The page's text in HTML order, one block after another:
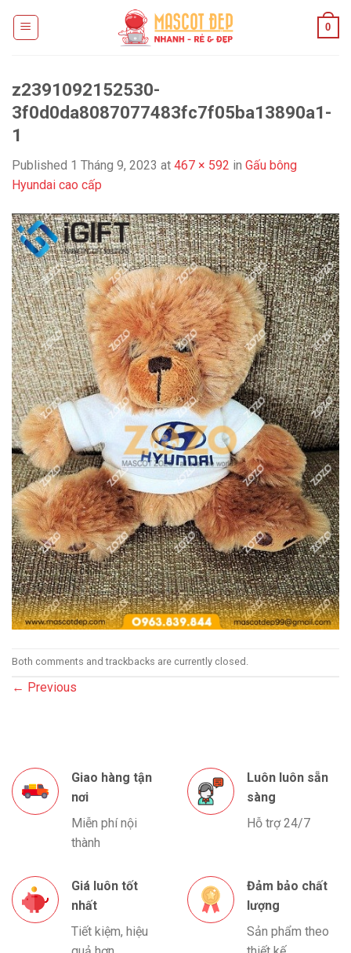
0
z2391092152530-
3f0d0da8087077483fc7f05ba13890a1-
1
Published 1 Tháng 9, 2023 at 467 × 592 in Gấu bông
Hyundai cao cấp
Both comments and trackbacks are currently closed.
← Previous
Giao hàng tận
nơi
Miễn phí nội
thành
Luôn luôn sẵn
sàng
Hỗ trợ 24/7
Giá luôn tốt
nhất
Tiết kiệm, hiệu
Đảm bảo chất
lượng
Sản phẩm theo